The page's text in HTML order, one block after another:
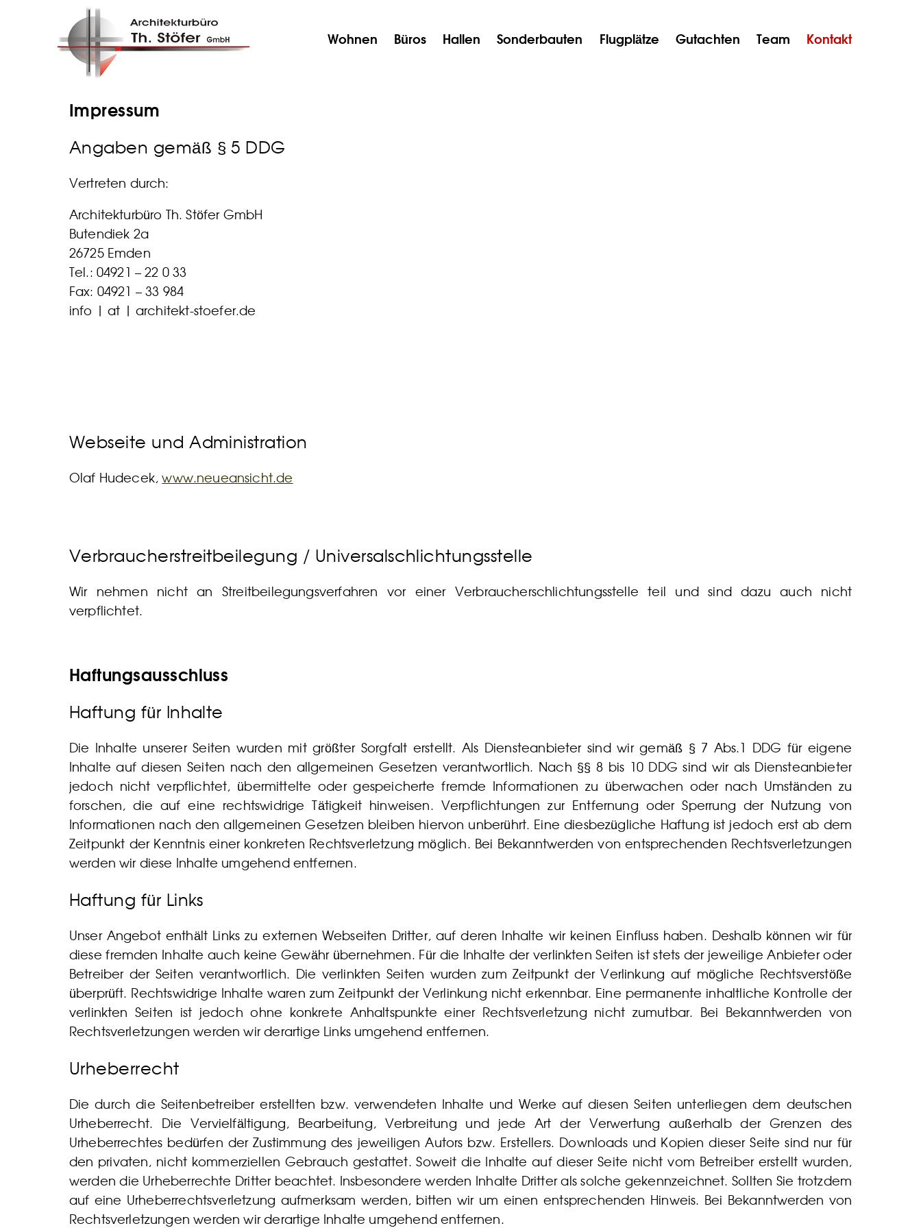
Wohnen Büros Hallen Sonderbauten Flugplätze Gutachten Team Kontakt
Impressum
Angaben gemäß § 5 DDG
Vertreten durch:
Architekturbüro Th. Stöfer GmbH
Butendiek 2a
26725 Emden
Tel.: 04921 – 22 0 33
Fax: 04921 – 33 984
info | at | architekt-stoefer.de
Webseite und Administration
Olaf Hudecek,www.neueansicht.de
Verbraucherstreitbeilegung / Universalschlichtungsstelle
Wir nehmen nicht an Streitbeilegungsverfahren vor einer Verbraucherschlichtungsstelle teil und sind dazu auch nicht
verpflichtet.
Haftungsausschluss
Haftung für Inhalte
Die Inhalte unserer Seiten wurden mit größter Sorgfalt erstellt. Als Diensteanbieter sind wir gemäß § 7 Abs.1 DDG für eigene
Inhalte auf diesen Seiten nach den allgemeinen Gesetzen verantwortlich. Nach §§ 8 bis 10 DDG sind wir als Diensteanbieter
jedoch nicht verpflichtet, übermittelte oder gespeicherte fremde Informationen zu überwachen oder nach Umständen zu
forschen, die auf eine rechtswidrige Tätigkeit hinweisen. Verpflichtungen zur Entfernung oder Sperrung der Nutzung von
Informationen nach den allgemeinen Gesetzen bleiben hiervon unberührt. Eine diesbezügliche Haftung ist jedoch erst ab dem
Zeitpunkt der Kenntnis einer konkreten Rechtsverletzung möglich. Bei Bekanntwerden von entsprechenden Rechtsverletzungen
werden wir diese Inhalte umgehend entfernen.
Haftung für Links
Unser Angebot enthält Links zu externen Webseiten Dritter, auf deren Inhalte wir keinen Einfluss haben. Deshalb können wir für
diese fremden Inhalte auch keine Gewähr übernehmen. Für die Inhalte der verlinkten Seiten ist stets der jeweilige Anbieter oder
Betreiber der Seiten verantwortlich. Die verlinkten Seiten wurden zum Zeitpunkt der Verlinkung auf mögliche Rechtsverstöße
überprüft. Rechtswidrige Inhalte waren zum Zeitpunkt der Verlinkung nicht erkennbar. Eine permanente inhaltliche Kontrolle der
verlinkten Seiten ist jedoch ohne konkrete Anhaltspunkte einer Rechtsverletzung nicht zumutbar. Bei Bekanntwerden von
Rechtsverletzungen werden wir derartige Links umgehend entfernen.
Urheberrecht
Die durch die Seitenbetreiber erstellten bzw. verwendeten Inhalte und Werke auf diesen Seiten unterliegen dem deutschen
Urheberrecht. Die Vervielfältigung, Bearbeitung, Verbreitung und jede Art der Verwertung außerhalb der Grenzen des
Urheberrechtes bedürfen der Zustimmung des jeweiligen Autors bzw. Erstellers. Downloads und Kopien dieser Seite sind nur für
den privaten, nicht kommerziellen Gebrauch gestattet. Soweit die Inhalte auf dieser Seite nicht vom Betreiber erstellt wurden,
werden die Urheberrechte Dritter beachtet. Insbesondere werden Inhalte Dritter als solche gekennzeichnet. Sollten Sie trotzdem
auf eine Urheberrechtsverletzung aufmerksam werden, bitten wir um einen entsprechenden Hinweis. Bei Bekanntwerden von
Rechtsverletzungen werden wir derartige Inhalte umgehend entfernen.